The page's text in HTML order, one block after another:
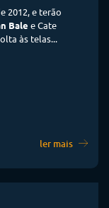
2012, e terão
Bale e Cate
às telas...
ler mais